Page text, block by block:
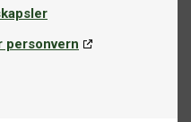
personvern